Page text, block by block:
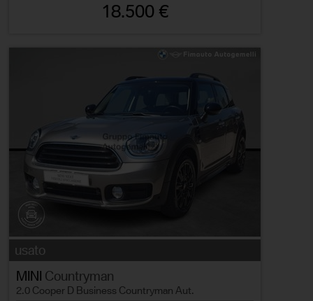
18.500 €
usato
MINI Countryman
2.0 Cooper D Business Countryman Aut.